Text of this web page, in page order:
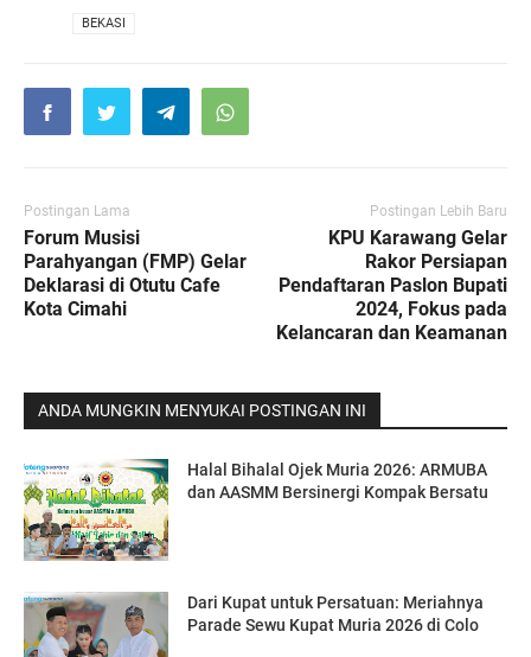
BEKASI
Postingan Lama
Forum Musisi
Parahyangan (FMP) Gelar
Deklarasi di Otutu Cafe
Kota Cimahi
Postingan Lebih Baru
KPU Karawang Gelar
Rakor Persiapan
Pendaftaran Paslon Bupati
2024, Fokus pada
Kelancaran dan Keamanan
ANDA MUNGKIN MENYUKAI POSTINGAN INI
Halal Bihalal Ojek Muria 2026: ARMUBA
dan AASMM Bersinergi Kompak Bersatu
Dari Kupat untuk Persatuan: Meriahnya
Parade Sewu Kupat Muria 2026 di Colo